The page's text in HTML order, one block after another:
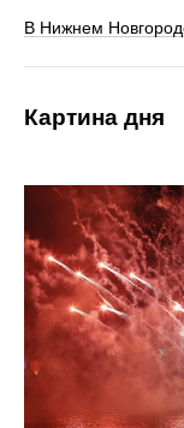
В Нижнем
Картина дня